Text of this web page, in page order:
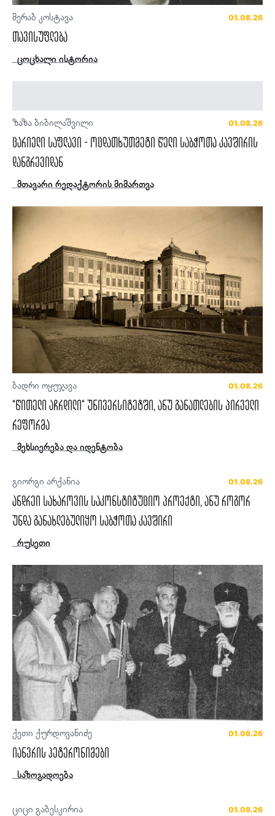
მერაბ კოსტავა 01.08.26
თავისუფლება
ცოცხალი ისტორია
ზაზა ბიბილაშვილი 01.08.26
ცარიელი საფლავი - ოცდათხუთმეტი წელი საბჭოთა კავშირის
დანგრევიდან
მთავარი რედაქტორის მიმართვა
ბადრი ოყუჯავა 01.08.26
“წითელი აჩრდილი“ უნივერსიტეტში, ანუ განათლების პირველი
რეფორმა
მეხსიერება და იდენტობა
გიორგი არქანია 01.08.26
ანდრეი სახაროვის საკონსტიტუციო პროექტი, ანუ როგორ
უნდა განახლებულიყო საბჭოთა კავშირი
რუსეთი
ქეთი ქურდოვანიძე 01.08.26
იანვრის ჰეტერონიმები
საზოგადოება
ციცი გაბესკირია 01.08.26